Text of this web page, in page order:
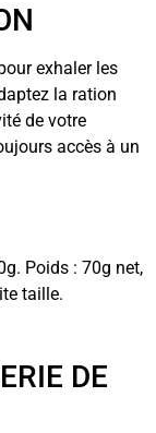
exhaler les
la ration
de votre
accès à un
Poids : 70g net,
taille.
DE